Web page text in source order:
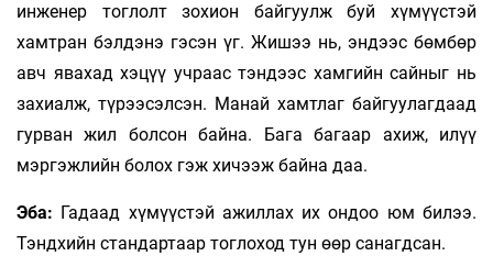
инженер тоглолт зохион байгуулж буй хүмүүстэй
хамтран бэлдэнэ гэсэн үг. Жишээ нь, эндээс бөмбөр
авч явахад хэцүү учраас тэндээс хамгийн сайныг нь
захиалж, түрээсэлсэн. Манай хамтлаг байгуулагдаад
гурван жил болсон байна. Бага багаар ахиж, илүү
мэргэжлийн болох гэж хичээж байна даа.
Эба: Гадаад хүмүүстэй ажиллах их ондоо юм билээ.
Тэндхийн стандартаар тоглоход тун өөр санагдсан.